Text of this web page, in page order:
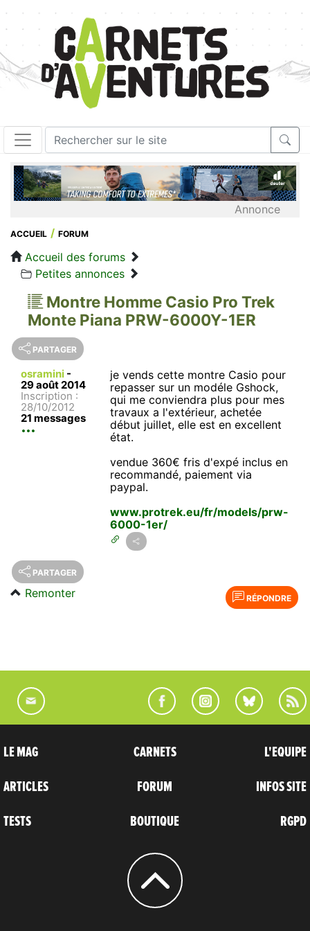
Annonce
ACCUEIL FORUM
Accueil des forums
Petites annonces
Montre Homme Casio Pro Trek
Monte Piana PRW-6000Y-1ER
PARTAGER
osramini -
29 août 2014
Inscription :
28/10/2012
21 messages
je vends cette montre Casio pour
repasser sur un modéle Gshock,
qui me conviendra plus pour mes
travaux a l'extérieur, achetée
début juillet, elle est en excellent
état.
vendue 360€ fris d'expé inclus en
recommandé, paiement via
paypal.
www.protrek.eu/fr/models/prw-
6000-1er/
PARTAGER
RÉPONDRE
Remonter
LE MAG
ARTICLES
TESTS
CARNETS
FORUM
BOUTIQUE
L'EQUIPE
INFOS SITE
RGPD